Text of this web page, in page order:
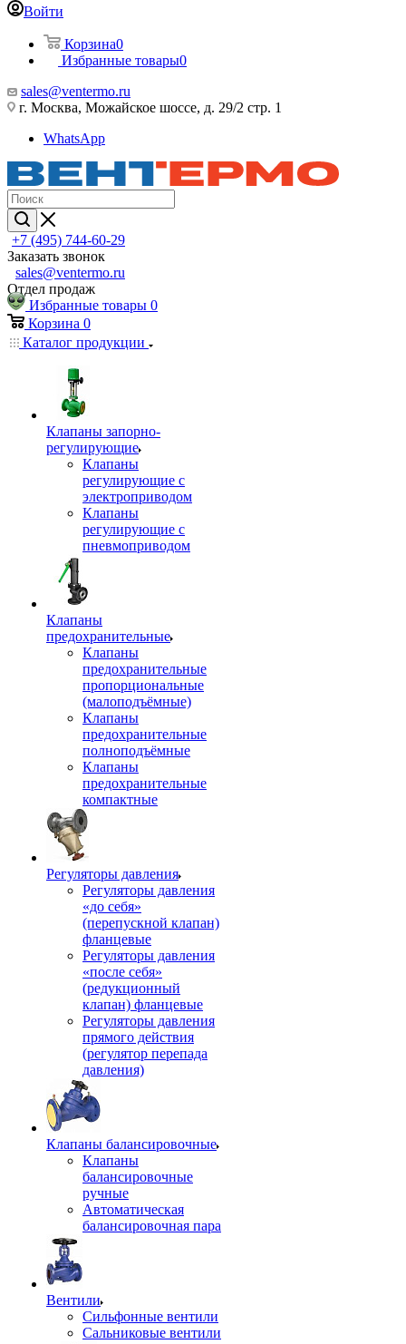
Войти
Корзина0
Избранные товары0
sales@ventermo.ru
г. Москва, Можайское шоссе, д. 29/2 стр. 1
WhatsApp
+7 (495) 744-60-29
Заказать звонок
sales@ventermo.ru
Отдел продаж
Избранные товары 0
Корзина 0
Каталог продукции
Клапаны запорно-
регулирующие
Клапаны
регулирующие с
электроприводом
Клапаны
регулирующие с
пневмоприводом
Клапаны
предохранительные
Клапаны
предохранительные
пропорциональные
(малоподъёмные)
Клапаны
предохранительные
полноподъёмные
Клапаны
предохранительные
компактные
Регуляторы давления
Регуляторы давления
«до себя»
(перепускной клапан)
фланцевые
Регуляторы давления
«после себя»
(редукционный
клапан) фланцевые
Регуляторы давления
прямого действия
(регулятор перепада
давления)
Клапаны балансировочные
Клапаны
балансировочные
ручные
Автоматическая
балансировочная пара
Вентили
Сильфонные вентили
Сальниковые вентили